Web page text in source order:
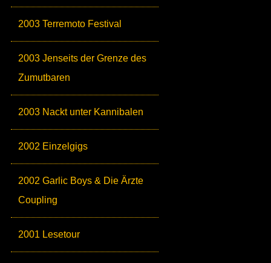
2003 Terremoto Festival
2003 Jenseits der Grenze des
Zumutbaren
2003 Nackt unter Kannibalen
2002 Einzelgigs
2002 Garlic Boys & Die Ärzte
Coupling
2001 Lesetour